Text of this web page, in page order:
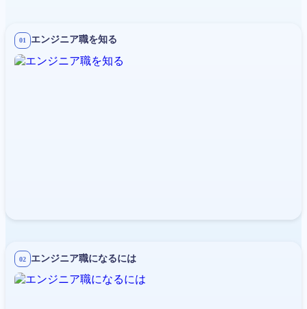
01 エンジニア職を知る
02 エンジニア職になるには